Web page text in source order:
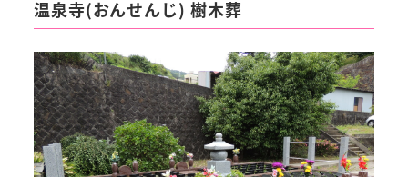
温泉寺(おんせんじ) 樹木葬